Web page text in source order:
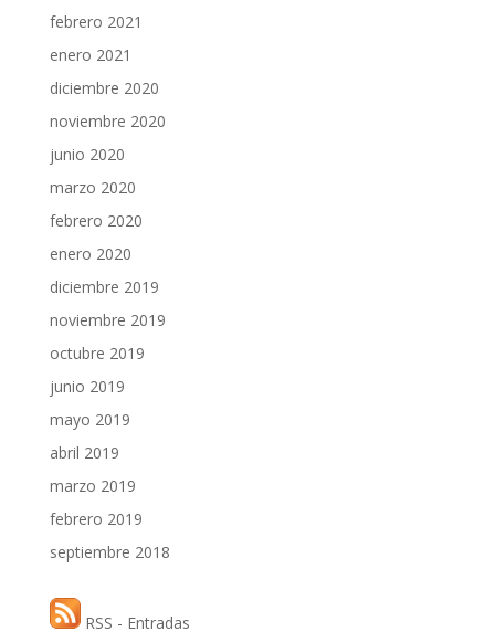
febrero 2021
enero 2021
diciembre 2020
noviembre 2020
junio 2020
marzo 2020
febrero 2020
enero 2020
diciembre 2019
noviembre 2019
octubre 2019
junio 2019
mayo 2019
abril 2019
marzo 2019
febrero 2019
septiembre 2018
RSS - Entradas